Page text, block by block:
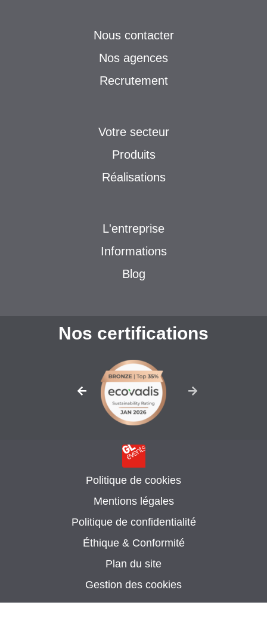
Nous contacter
Nos agences
Recrutement
Votre secteur
Produits
Réalisations
L'entreprise
Informations
Blog
Nos certifications
Politique de cookies
Mentions légales
Politique de confidentialité
Éthique & Conformité
Plan du site
Gestion des cookies